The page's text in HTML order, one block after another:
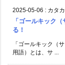
2025-05-06 : カタ
「ゴールキック
る！
「ゴールキック（
用語）とは、サ ...